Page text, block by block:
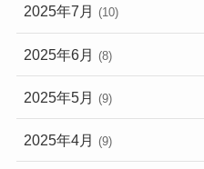
2025年7月 (10)
2025年6月 (8)
2025年5月 (9)
2025年4月 (9)